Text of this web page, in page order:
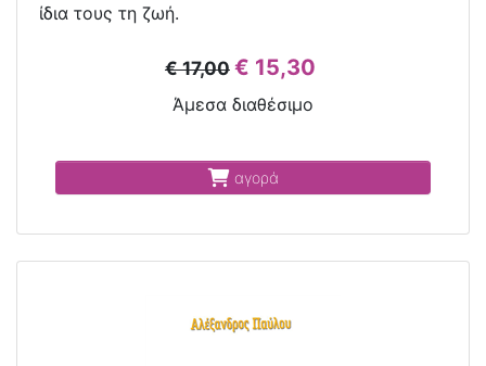
ίδια τους τη ζωή.
€ 17,00 € 15,30
Άμεσα διαθέσιμο
αγορά